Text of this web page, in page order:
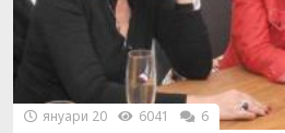
януари 20 6041 6